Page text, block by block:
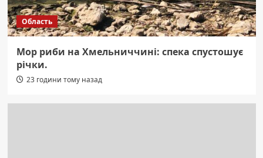
Область
Мор риби на Хмельниччині: спека спустошує
річки.
23 години тому назад